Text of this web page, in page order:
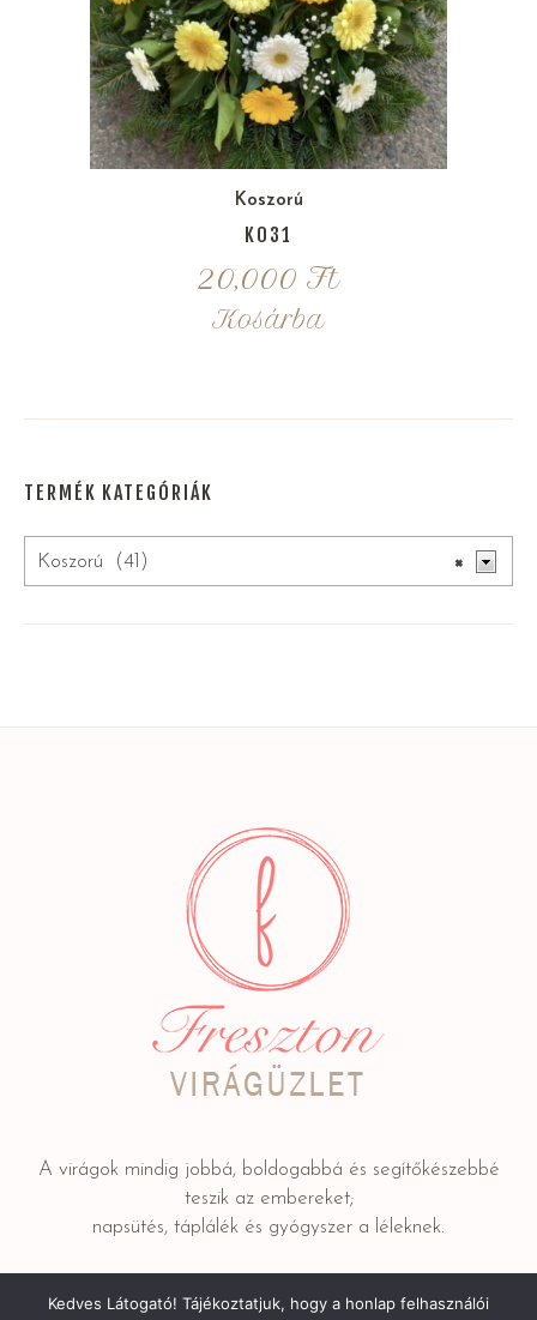
Koszorú
K031
20,000 Ft
Kosárba
TERMÉK KATEGÓRIÁK
×
Koszorú (41)
A virágok mindig jobbá, boldogabbá és segítőkészebbé
teszik az embereket;
napsütés, táplálék és gyógyszer a léleknek.
Kedves Látogató! Tájékoztatjuk, hogy a honlap felhasználói